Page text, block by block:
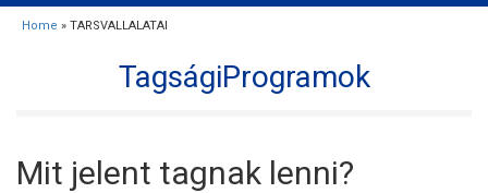
Home » TARSVALLALATAI
TagságiProgramok
Mit jelent tagnak lenni?